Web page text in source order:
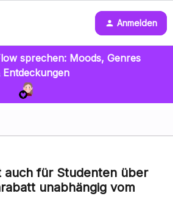
Anmelden
sprechen: Moods, Genres
Entdeckungen
auch für Studenten über
unabhängig vom